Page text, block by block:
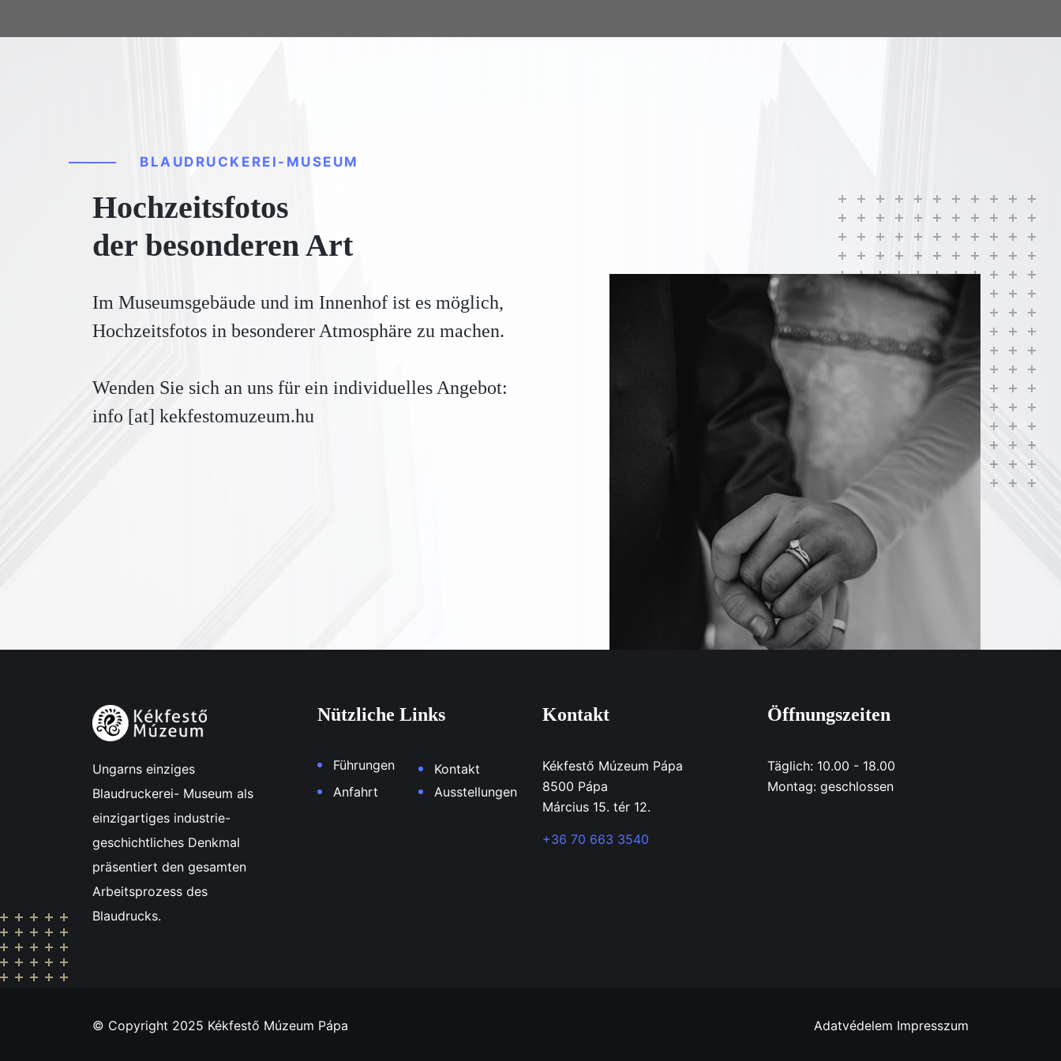
BLAUDRUCKEREI-MUSEUM
Hochzeitsfotos
der besonderen Art
Im Museumsgebäude und im Innenhof ist es möglich,
Hochzeitsfotos in besonderer Atmosphäre zu machen.
Wenden Sie sich an uns für ein individuelles Angebot:
info [at] kekfestomuzeum.hu
Ungarns einziges
Blaudruckerei- Museum als
einzigartiges industrie-
geschichtliches Denkmal
präsentiert den gesamten
Arbeitsprozess des
Blaudrucks.
Nützliche Links
Führungen
Kontakt
Anfahrt
Ausstellungen
Kontakt
Kékfestő Múzeum Pápa
8500 Pápa
Március 15. tér 12.
+36 70 663 3540
Öffnungszeiten
Täglich: 10.00 - 18.00
Montag: geschlossen
© Copyright 2025 Kékfestő Múzeum Pápa Adatvédelem Impresszum